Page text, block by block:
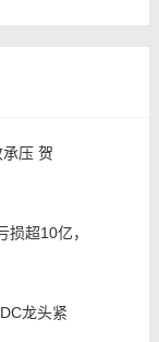
压 贺
超10亿，
龙头紧